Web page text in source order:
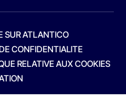
SUR ATLANTICO
CONFIDENTIALITE
RELATIVE AUX COOKIES